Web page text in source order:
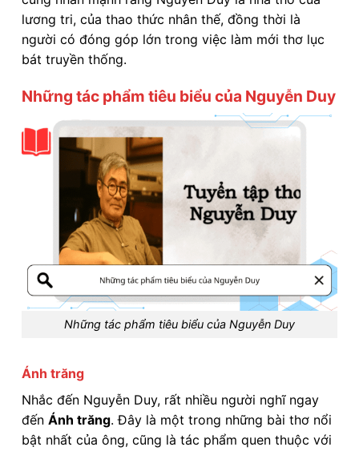
lương tri, của thao thức nhân thế, đồng thời là
người có đóng góp lớn trong việc làm mới thơ lục
bát truyền thống.
Những tác phẩm tiêu biểu của Nguyễn Duy
Những tác phẩm tiêu biểu của Nguyễn Duy
Ánh trăng
Nhắc đến Nguyễn Duy, rất nhiều người nghĩ ngay
đến Ánh trăng. Đây là một trong những bài thơ nổi
bật nhất của ông, cũng là tác phẩm quen thuộc với